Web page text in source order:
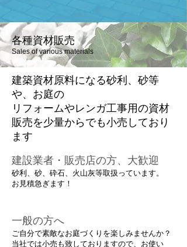
​各種資材販売
Sales of various materials
建築資材原料になる砂利、砂等
や、お庭の
リフォームやレンガ工事用の資材
販売を少量からでも小売しており
ます
建設業者・販売店の方、大歓迎
砂利、砂、砕石、火山灰等取扱っています。​
お見積急ぎます！
一般の方へ
ご自分で素敵なお庭づくりを楽しみませんか？
当社では小売も致しておりますので、お使い